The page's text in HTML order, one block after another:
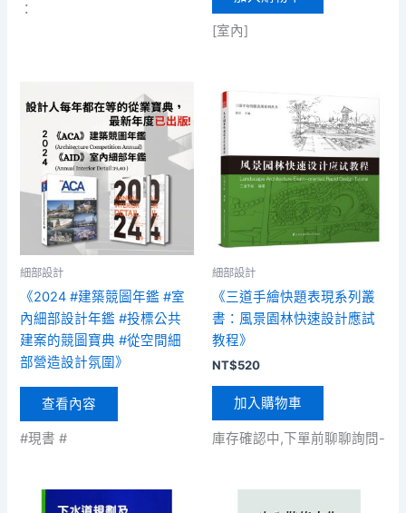
：
[室內]
細部設計
《2024 #建築競圖年鑑 #室
內細部設計年鑑 #投標公共
建案的競圖寶典 #從空間細
部營造設計氛圍》
查看內容
#現書 #
細部設計
《三道手繪快題表現系列叢
書：風景園林快速設計應試
教程》
NT$520
加入購物車
庫存確認中,下單前聊聊詢問-